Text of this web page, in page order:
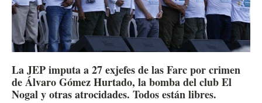
La JEP imputa a 27 exjefes de las Farc por crimen
de Álvaro Gómez Hurtado, la bomba del club El
Nogal y otras atrocidades. Todos están libres.